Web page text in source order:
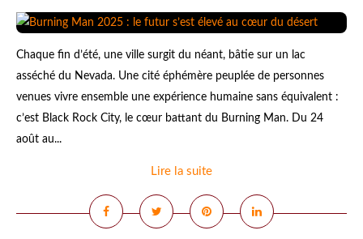
Chaque fin d’été, une ville surgit du néant, bâtie sur un lac
asséché du Nevada. Une cité éphémère peuplée de personnes
venues vivre ensemble une expérience humaine sans équivalent :
c’est Black Rock City, le cœur battant du Burning Man. Du 24
août au...
Lire la suite